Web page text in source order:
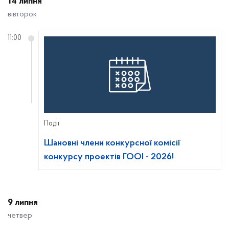
вівторок
Події
Шановні члени конкурсної комісії
конкурсу проектів ГООІ - 2026!
11:00
9 липня
четвер